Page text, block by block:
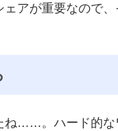
アが重要なので、
……。ハード的な